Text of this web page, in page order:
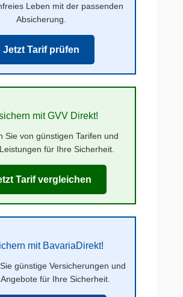
Leben mit der passenden
Absicherung.
Jetzt Tarif prüfen
mit GVV Direkt!
Sie von günstigen Tarifen und
für Ihre Sicherheit.
Tarif vergleichen
mit BavariaDirekt!
günstige Versicherungen und
für Ihre Sicherheit.